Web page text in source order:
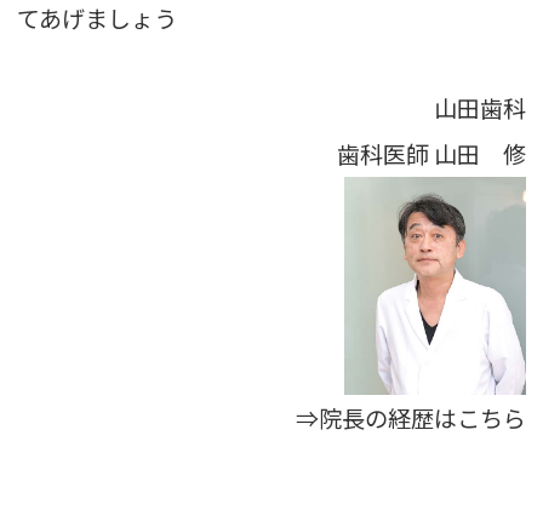
てあげましょう
山田歯科
歯科医師 山田 修
⇒院長の経歴はこちら